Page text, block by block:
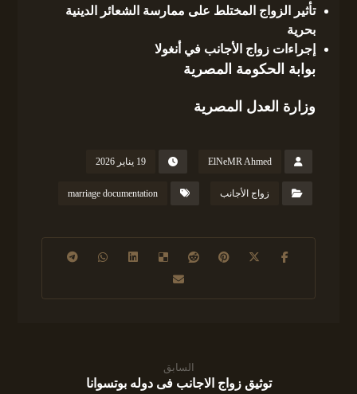
تأثير الزواج المختلط على ممارسة الشعائر الدينية
بحرية
إجراءات زواج الأجانب في أنغولا
بوابة الحكومة المصرية
وزارة العدل المصرية
ElNeMR Ahmed 19 يناير 2026
زواج الأجانب marriage documentation
السابق
توثيق زواج الاجانب فى دوله بوتسوانا